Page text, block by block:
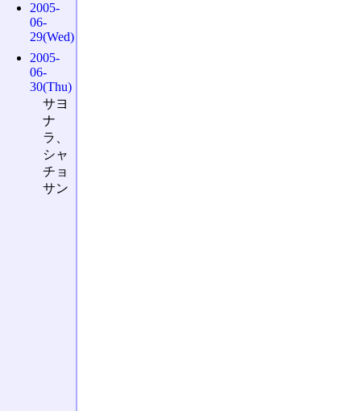
2005-
06-
29(Wed)
2005-
06-
30(Thu)
サヨ
ナ
ラ、
シャ
チョ
サン